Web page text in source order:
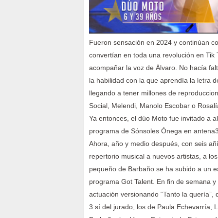
Fueron sensación en 2024 y continúan
convertían en toda una revolución en Tik
acompañar la voz de Álvaro. No hacía
la habilidad con la que aprendía la letra
llegando a tener millones de
Social, Melendi, Manolo Escobar o
Ya entonces, el dúo Moto fue invitado a
programa de Sónsoles Ónega en
Ahora, año y medio después, con seis
repertorio musical a nuevos artistas, a
pequeño de Barbaño se ha subido a un
programa Got Talent. En fin de semana
actuación versionando “Tanto la
3 sí del jurado, los de Paula Echevarría,